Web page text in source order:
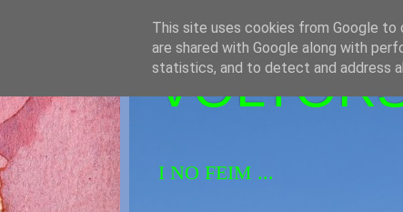
I NO FEIM ...
This site uses cookies from Google to
are shared with Google along with
statistics, and to detect and address